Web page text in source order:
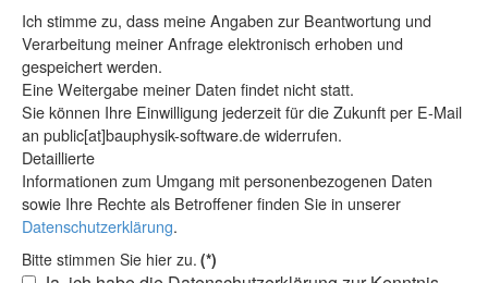
Ich stimme zu, dass meine Angaben zur Beantwortung und
Verarbeitung meiner Anfrage elektronisch erhoben und
gespeichert werden.
Eine Weitergabe meiner Daten findet nicht statt.
Sie können Ihre Einwilligung jederzeit für die Zukunft per E-Mail
an public[at]bauphysik-software.de widerrufen.
Detaillierte
Informationen zum Umgang mit personenbezogenen Daten
sowie Ihre Rechte als Betroffener finden Sie in unserer
Datenschutzerklärung.
Bitte stimmen Sie hier zu. (*)